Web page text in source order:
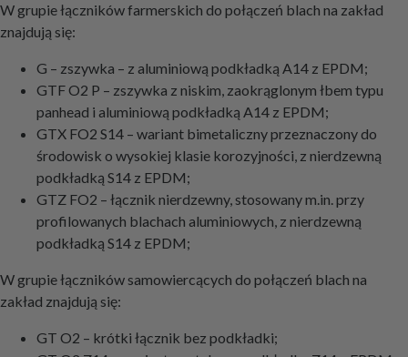
W grupie łączników farmerskich do połączeń blach na zakład
znajdują się:
G – zszywka – z aluminiową podkładką A14 z EPDM;
GTF O2 P – zszywka z niskim, zaokrąglonym łbem typu
panhead i aluminiową podkładką A14 z EPDM;
GTX FO2 S14 – wariant bimetaliczny przeznaczony do
środowisk o wysokiej klasie korozyjności, z nierdzewną
podkładką S14 z EPDM;
GTZ FO2 – łącznik nierdzewny, stosowany m.in. przy
profilowanych blachach aluminiowych, z nierdzewną
podkładką S14 z EPDM;
W grupie łączników samowiercących do połączeń blach na
zakład znajdują się:
GT O2 – krótki łącznik bez podkładki;